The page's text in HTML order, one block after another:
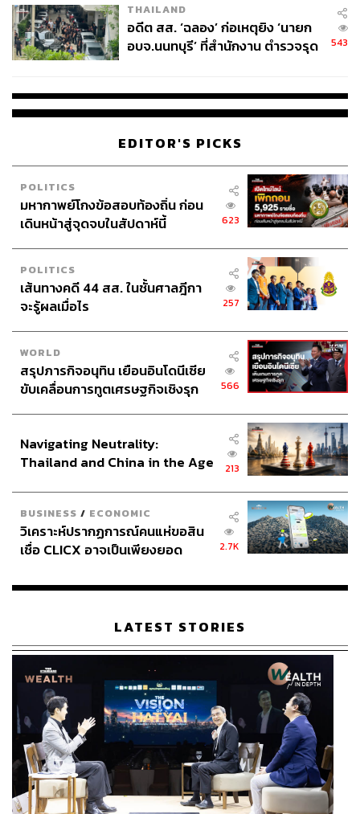
THAILAND
อดีต สส. ‘ฉลอง’ ก่อเหตุยิง ‘นายก
อบจ.นนทบุรี’ ที่สำนักงาน ตำรวจรุด
543
EDITOR'S PICKS
POLITICS
มหากาพย์โกงข้อสอบท้องถิ่น ก่อน
เดินหน้าสู่จุดจบในสัปดาห์นี้
623
POLITICS
เส้นทางคดี 44 สส. ในชั้นศาลฎีกา
จะรู้ผลเมื่อไร
257
WORLD
สรุปภารกิจอนุทิน เยือนอินโดนีเซีย
ขับเคลื่อนการทูตเศรษฐกิจเชิงรุก
566
Navigating Neutrality:
Thailand and China in the Age
213
BUSINESS / ECONOMIC
วิเคราะห์ปรากฏการณ์คนแห่ขอสิน
เชื่อ CLICX อาจเป็นเพียงยอด
เรือนไทยที่ถูกซุกไว้
2.7K
LATEST STORIES